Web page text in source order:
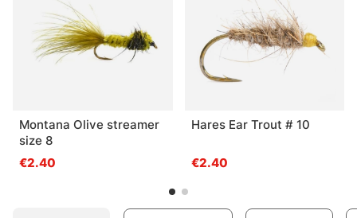
sinua ja voit lähteä kalaan luottavaisin mielin!
Montana Olive streamer
size 8
€2.40
Hares Ear Trout # 10
€2.40